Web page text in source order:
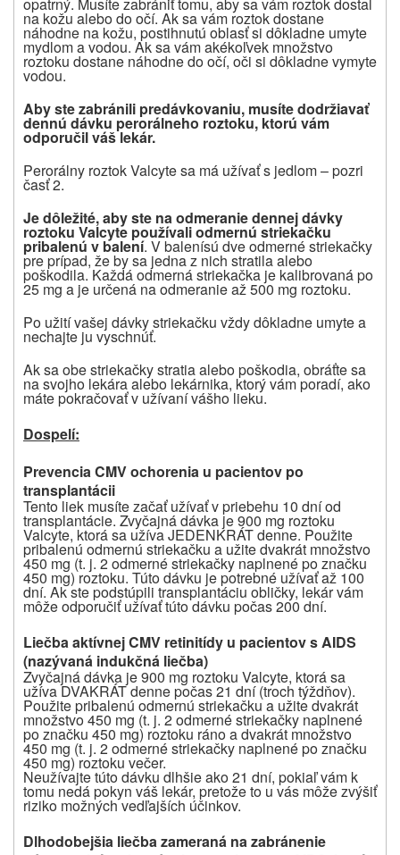
na kožu alebo do očí. Ak sa vám roztok dostane
náhodne na kožu, postihnutú oblasť si dôkladne umyte
mydlom a vodou. Ak sa vám akékoľvek množstvo
roztoku dostane náhodne do očí, oči si dôkladne vymyte
vodou.
Aby ste zabránili predávkovaniu, musíte dodržiavať
dennú dávku perorálneho roztoku, ktorú vám
odporučil váš lekár.
Perorálny roztok Valcyte sa má užívať s jedlom – pozri
časť 2.
Je dôležité, aby ste na odmeranie dennej dávky
roztoku Valcyte používali odmernú striekačku
pribalenú v balení. V balenísú dve odmerné striekačky
pre prípad, že by sa jedna z nich stratila alebo
poškodila. Každá odmerná striekačka je kalibrovaná po
25 mg a je určená na odmeranie až500 mg roztoku.
Po užití vašej dávky striekačku vždy dôkladne umyte a
nechajte ju vyschnúť.
Ak sa obe striekačky stratia alebo poškodia, obráťte sa
na svojho lekára alebo lekárnika, ktorý vám poradí, ako
máte pokračovať v užívaní vášho lieku.
Dospelí:
Prevencia CMV ochorenia u pacientov po
transplantácii
Tento liek musíte začať užívať v priebehu 10 dní od
transplantácie. Zvyčajná dávka je 900 mg roztoku
Valcyte, ktorá sa užíva JEDENKRÁT denne. Použite
pribalenú odmernú striekačku a užite dvakrát množstvo
450 mg (t. j. 2 odmerné striekačky naplnené po značku
450 mg) roztoku. Túto dávku je potrebné užívať až 100
dní. Ak ste podstúpili transplantáciu obličky, lekár vám
môže odporučiť užívať túto dávku počas 200 dní.
Liečba aktívnej CMV retinitídy u pacientov s AIDS
(nazývaná indukčná liečba)
Zvyčajná dávka je 900 mg roztoku Valcyte, ktorá sa
užíva DVAKRÁT denne počas 21 dní (troch týždňov).
Použite pribalenú odmernú striekačku a užite dvakrát
množstvo 450 mg (t. j. 2 odmerné striekačky naplnené
po značku 450 mg) roztoku ráno a dvakrát množstvo
450 mg (t. j. 2 odmerné striekačky naplnené po značku
450 mg) roztoku večer.
Neužívajte túto dávku dlhšie ako 21 dní, pokiaľ vám k
tomu nedá pokyn váš lekár, pretože to u vás môže zvýšiť
riziko možných vedľajších účinkov.
Dlhodobejšia liečba zameraná na zabránenie